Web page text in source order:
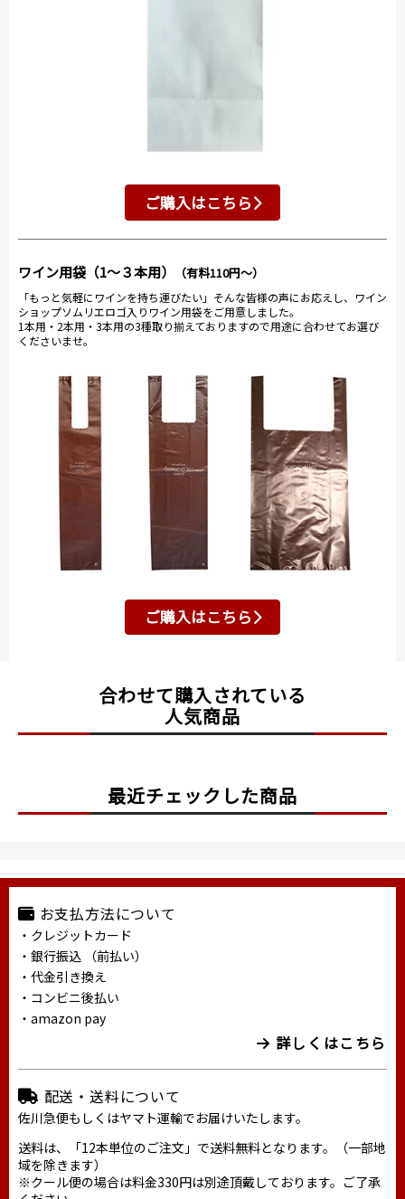
ご購入はこちら
ワイン用袋（1～３本用） （有料110円～）
「もっと気軽にワインを持ち運びたい」そんな皆様の声にお応えし、ワイン
ショップソムリエロゴ入りワイン用袋をご用意しました。
1本用・2本用・3本用の3種取り揃えておりますので用途に合わせてお選び
くださいませ。
ご購入はこちら
合わせて購入されている
人気商品
最近チェックした商品
お支払方法について
・クレジットカード
・銀行振込 （前払い）
・代金引き換え
・コンビニ後払い
・amazon pay
詳しくはこちら
配送・送料について
佐川急便もしくはヤマト運輸でお届けいたします。
送料は、「12本単位のご注文」で送料無料となります。（一部地
域を除きます）
※クール便の場合は料金330円は別途頂戴しております。ご了承